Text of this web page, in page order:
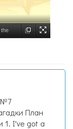
the
План
1. I've got a